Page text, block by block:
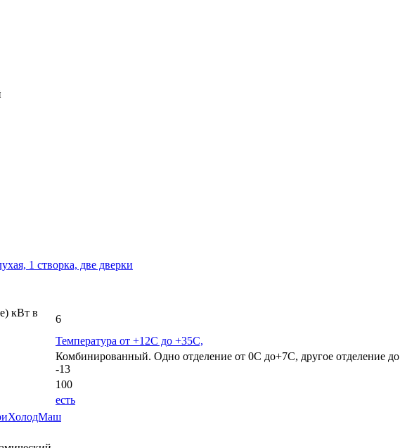
1 створка, две дверки
кВт в
6
Температура от +12C до +35С,
Комбинированный. Одно отделение от 0С до+7С, другое отделение до
-13
100
есть